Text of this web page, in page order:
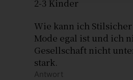
2-3 Kinder
Wie kann ich
Mode egal ist und ich
Gesellschaft nicht
stark.
Antwort